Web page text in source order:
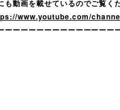
も動画を載せているのでご覧く
www.youtube.com/
ーーーーーーーーーーーーーー